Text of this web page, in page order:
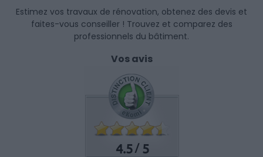
Estimez vos travaux de rénovation, obtenez des devis et
faites-vous conseiller ! Trouvez et comparez des
professionnels du bâtiment.
Vos avis
4.5 /5